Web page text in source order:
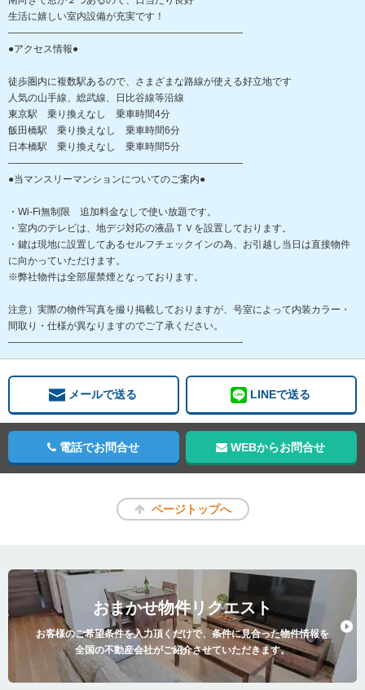
生活に嬉しい室内設備が充実です！
――――――――――――――――――――――――
●アクセス情報●
徒歩圏内に複数駅あるので、さまざまな路線が使える好立地です
人気の山手線、総武線、日比谷線等沿線
東京駅 乗り換えなし 乗車時間4分
飯田橋駅 乗り換えなし 乗車時間6分
日本橋駅 乗り換えなし 乗車時間5分
――――――――――――――――――――――――
●当マンスリーマンションについてのご案内●
・Wi-Fi無制限 追加料金なしで使い放題です。
・室内のテレビは、地デジ対応の液晶ＴＶを設置しております。
・鍵は現地に設置してあるセルフチェックインの為、お引越し当日は直接物件
に向かっていただけます。
※弊社物件は全部屋禁煙となっております。
注意）実際の物件写真を撮り掲載しておりますが、号室によって内装カラー・
間取り・仕様が異なりますのでご了承ください。
――――――――――――――――――――――――
メールで送る LINEで送る
電話でお問合せ WEBからお問合せ
ページトップへ
おまかせ物件リクエスト
お客様のご希望条件を入力頂くだけで、条件に見合った物件情報を
全国の不動産会社がご紹介させていただきます。